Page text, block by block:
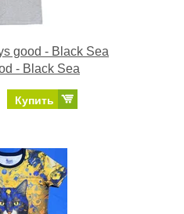
good - Black Sea
- Black Sea
Купить